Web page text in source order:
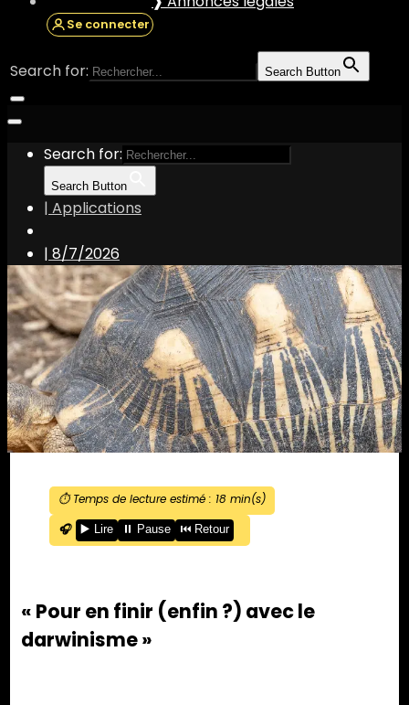
Se connecter
Search for: Search Button
Search for:
Search Button
| Applications
| 8/7/2026
⏱️ Temps de lecture estimé : 18min(s)
🎧
▶️ Lire ⏸️ Pause ⏮️ Retour
« Pour en finir (enfin ?) avec le
darwinisme »